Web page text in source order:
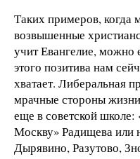
Таких примеров, когда
возвышенные
учит Евангелие,
этого позитива нам
хватает. Либеральная
мрачные стороны
еще в советской школе:
Москву» Радищева или
Дырявино, Разутово,